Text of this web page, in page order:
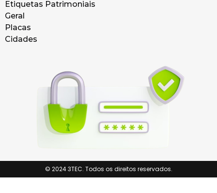
Etiquetas Patrimoniais
Geral
Placas
Cidades
© 2024 3TEC. Todos os direitos reservados.